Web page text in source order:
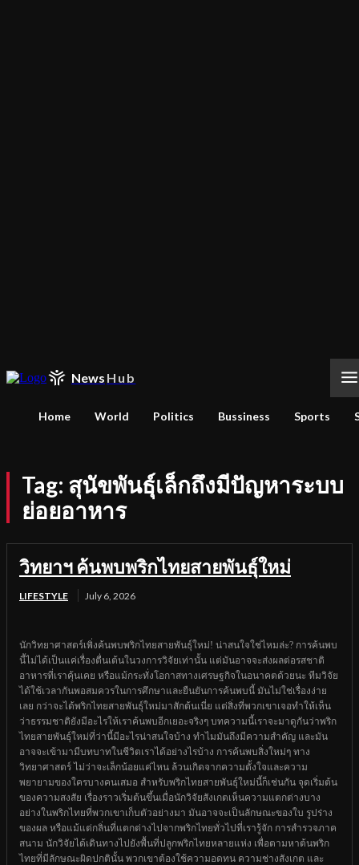
News Hub
Home World Politics Bussiness Sports
Tag: สุนัขพันธุ์เล็กถึงมีปัญหาระบบ
ย่อยอาหาร
วิทยาฯ ค้นพบพริกไทยสายพันธุ์ใหม่
LIFESTYLE July 6, 2026
นักวิทยาศาสตร์เพิ่งค้นพบพริกไทยสายพันธุ์ใหม่! น่าสนใจใช่ไหมล่ะ? การค้นพบ
นี้ไม่ได้เป็นแค่เรื่องตื่นเต้นในวงการวิจัยเท่านั้น แต่มันอาจจะส่งผลต่อรสชาติ
อาหารที่เราคุ้นเคย หรือแม้กระทั่งโอกาสทางเศรษฐกิจในอนาคตด้วยนะ ทีมวิจัย
ได้ใช้เวลากันพอสมควรในการศึกษาและยืนยันการค้นพบนี้ มันไม่ใช่เรื่องง่าย
เลย กว่าจะได้พริกไทยสายพันธุ์ใหม่มาสักต้นเนี่ย แต่สิ่งที่พวกเขาเจอทำให้เห็น
ว่าธรรมชาติยังมีอะไรให้เราค้นพบอีกเยอะจริงๆ บทความนี้เราจะมาดูกันว่าพริก
ไทยสายพันธุ์ใหม่ที่ว่านี้มีอะไรน่าสนใจบ้าง ทำไมมันถึงมีความสำคัญ และมัน
อาจจะเข้ามามีบทบาทในชีวิตเราได้อย่างไรบ้าง การค้นพบสิ่งใหม่ๆ ทาง
วิทยาศาสตร์ ไม่ว่าจะเล็กน้อยแค่ไหน ล้วนเกิดจากความตั้งใจและความ
พยายามของใครบางคนเสมอ สำหรับพริกไทยสายพันธุ์ใหม่นี้ก็เช่นกัน จุดเริ่มต้น
ของความสงสัย เรื่องราวเริ่มต้นขึ้นเมื่อนักวิจัยสังเกตเห็นความแตกต่างบาง
อย่างในพริกไทยที่พวกเขาเก็บตัวอย่างมา มันอาจจะเป็นลักษณะของใบ รูปร่าง
ของผล หรือแม้แต่กลิ่นที่แตกต่างไปจากพริกไทยทั่วไปที่เรารู้จัก การสำรวจภาค
สนาม นักวิจัยได้เดินทางไปยังพื้นที่ปลูกพริกไทยหลายแห่ง เพื่อตามหาต้นพริก
ไทยที่มีลักษณะผิดปกตินั้น พวกเขาต้องใช้ความอดทน ความช่างสังเกต และ